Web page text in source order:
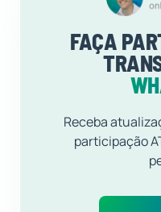
FAÇA
Receba
participação